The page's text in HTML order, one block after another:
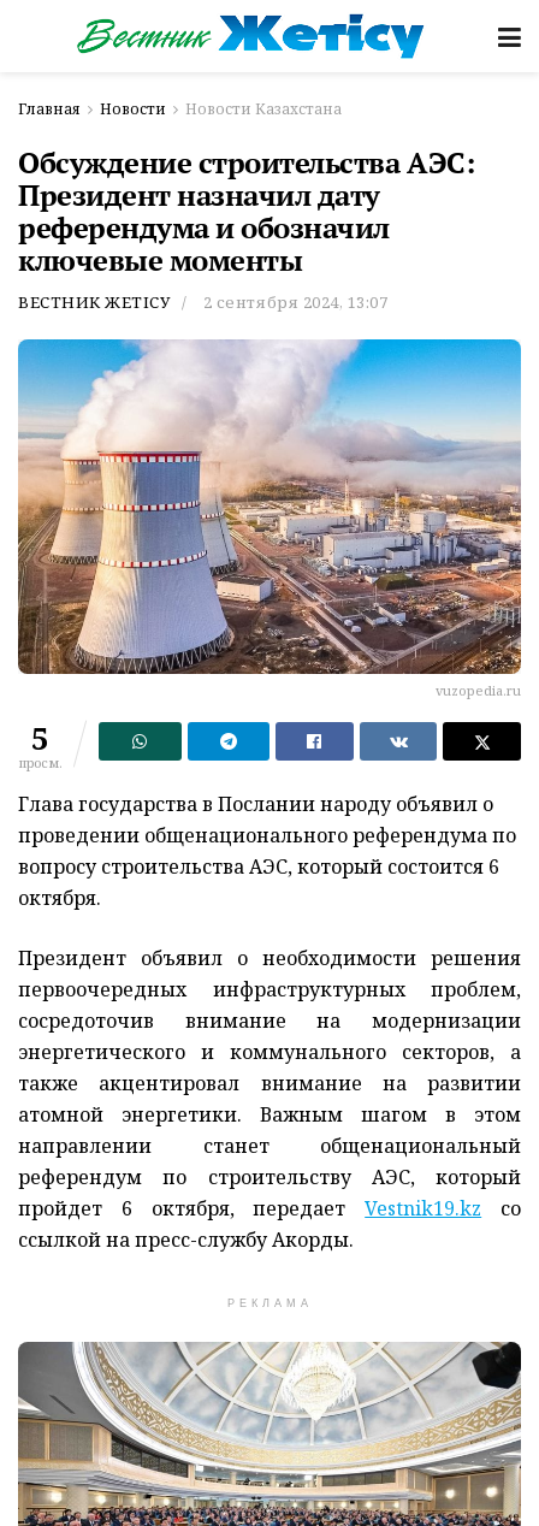
Главная Новости Новости Казахстана
Обсуждение строительства АЭС:
Президент назначил дату
референдума и обозначил
ключевые моменты
ВЕСТНИК ЖЕТІСУ 2 сентября 2024, 13:07
vuzopedia.ru
5
просм.
Глава государства в Послании народу объявил о
проведении общенационального референдума по
вопросу строительства АЭС, который состоится 6
октября.
Президент объявил о необходимости решения
первоочередных инфраструктурных проблем,
сосредоточив внимание на модернизации
энергетического и коммунального секторов, а
также акцентировал внимание на развитии
атомной энергетики. Важным шагом в этом
направлении станет общенациональный
референдум по строительству АЭС, который
пройдет 6 октября, передаетVestnik19.kz со
ссылкой на пресс-службу Акорды.
РЕКЛАМА